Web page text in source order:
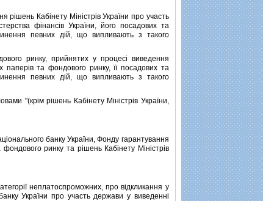
рiшень Кабiнету Мiнiстрiв України про участь
фiнансiв України, його посадових та
певних дiй, що випливають з такого
ринку, прийнятих у процесi виведення
та фондового ринку, її посадових та
певних дiй, що випливають з такого
"(крiм рiшень Кабiнету Мiнiстрiв України,
банку України, Фонду гарантування
фондового ринку та рiшень Кабiнету Мiнiстрiв
неплатоспроможних, про вiдкликання у
України про участь держави у виведеннi